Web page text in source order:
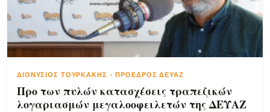
ΔΙΟΝΎΣΙΟΣ ΤΟΥΡΚΆΚΗΣ -ΠΡΌΕΔΡΟΣ ΔΕΥΑΖ
Προ των πυλών κατασχέσεις τραπεζικών
λογαριασμών μεγαλοοφειλετών της ΔΕΥΑΖ